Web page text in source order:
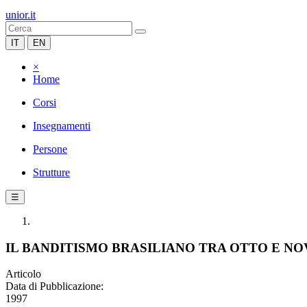
unior.it
IT EN
×
Home
Corsi
Insegnamenti
Persone
Strutture
☰
IL BANDITISMO BRASILIANO TRA OTTO E
Articolo
Data di Pubblicazione:
1997